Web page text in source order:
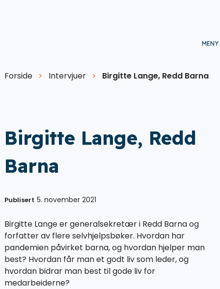
Forside > Intervjuer > Birgitte Lange, Redd Barna
Birgitte Lange, Redd
Barna
Publisert 5. november 2021
Birgitte Lange er generalsekretær i Redd Barna og
forfatter av flere selvhjelpsbøker. Hvordan har
pandemien påvirket barna, og hvordan hjelper man
best? Hvordan får man et godt liv som leder, og
hvordan bidrar man best til gode liv for
medarbeiderne?